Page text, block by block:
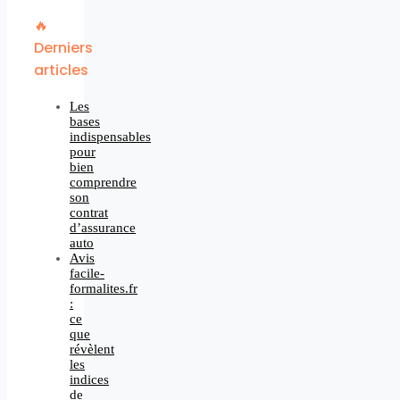
🔥
Derniers
articles
Les
bases
indispensables
pour
bien
comprendre
son
contrat
d’assurance
auto
Avis
facile-
formalites.fr
:
ce
que
révèlent
les
indices
de